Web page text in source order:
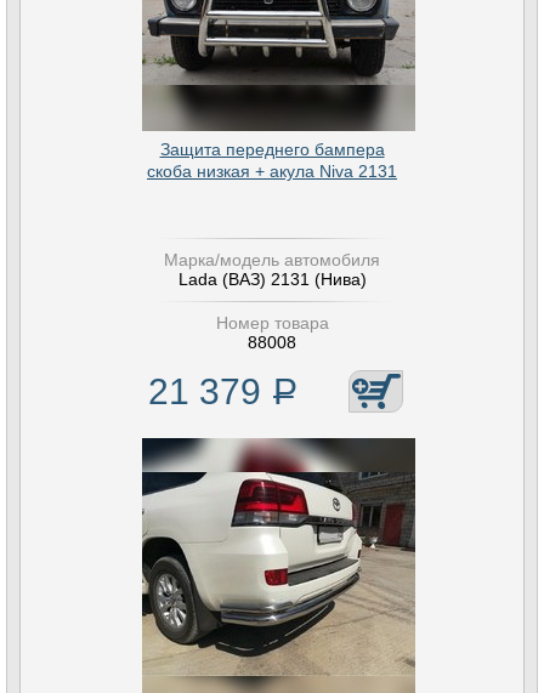
Защита переднего бампера
скоба низкая + акула Niva 2131
Марка/модель автомобиля
Lada (ВАЗ) 2131 (Нива)
Номер товара
88008
21 379 Р